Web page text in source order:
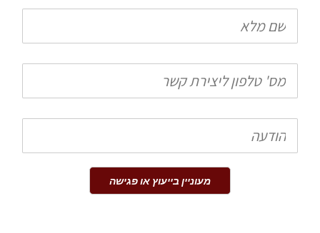
שם
מלא
טלפון
הודעה
מעוניין בייעוץ או פגישה